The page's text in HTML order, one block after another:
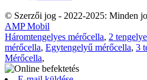
© Szerzői jog - 2022-2025: Minden
AMP Mobil
Háromtengelyes mérőcella, 2
mérőcella, Egytengelyű mérőcella, 3
Mérőcella,